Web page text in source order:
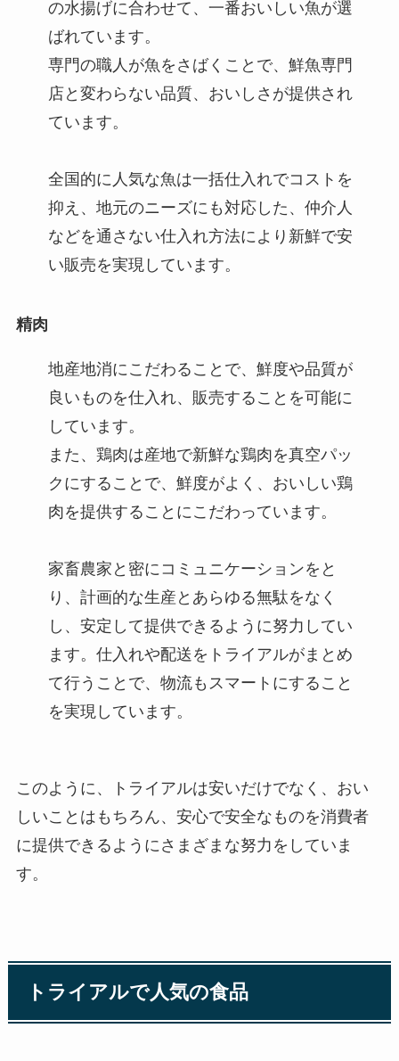
の水揚げに合わせて、一番おいしい魚が選
ばれています。
専門の職人が魚をさばくことで、鮮魚専門
店と変わらない品質、おいしさが提供され
ています。
全国的に人気な魚は一括仕入れでコストを
抑え、地元のニーズにも対応した、仲介人
などを通さない仕入れ方法により新鮮で安
い販売を実現しています。
精肉
地産地消にこだわることで、鮮度や品質が
良いものを仕入れ、販売することを可能に
しています。
また、鶏肉は産地で新鮮な鶏肉を真空パッ
クにすることで、鮮度がよく、おいしい鶏
肉を提供することにこだわっています。
家畜農家と密にコミュニケーションをと
り、計画的な生産とあらゆる無駄をなく
し、安定して提供できるように努力してい
ます。仕入れや配送をトライアルがまとめ
て行うことで、物流もスマートにすること
を実現しています。
このように、トライアルは安いだけでなく、おい
しいことはもちろん、安心で安全なものを消費者
に提供できるようにさまざまな努力をしていま
す。
トライアルで人気の食品